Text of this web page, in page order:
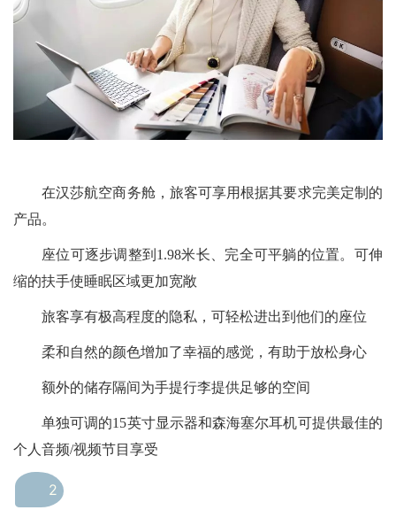
在汉莎航空商务舱，旅客可享用根据其要求完美定制的
产品。
座位可逐步调整到1.98米长、完全可平躺的位置。可伸
缩的扶手使睡眠区域更加宽敞
旅客享有极高程度的隐私，可轻松进出到他们的座位
柔和自然的颜色增加了幸福的感觉，有助于放松身心
额外的储存隔间为手提行李提供足够的空间
单独可调的15英寸显示器和森海塞尔耳机可提供最佳的
个人音频/视频节目享受
2